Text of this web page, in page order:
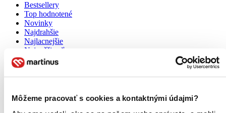
Môžeme pracovať s cookies a kontaktnými údajmi?
Bestsellery
Top hodnotené
Novinky
Najdrahšie
Najlacnejšie
Najvyššia zľava